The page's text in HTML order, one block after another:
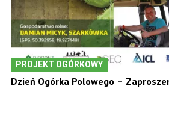
PROJEKT OGÓRKOWY
Dzień Ogórka Polowego –